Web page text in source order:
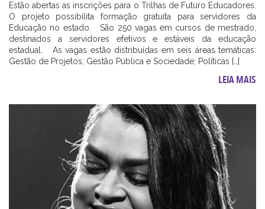
Estão abertas as inscrições para o Trilhas de Futuro Educadores.
O projeto possibilita formação gratuita para servidores da
Educação no estado. São 250 vagas em cursos de mestrado,
destinados a servidores efetivos e estáveis da educação
estadual. As vagas estão distribuídas em seis áreas temáticas:
Gestão de Projetos; Gestão Pública e Sociedade; Políticas […]
LEIA MAIS